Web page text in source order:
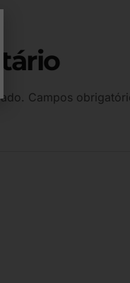
Campos